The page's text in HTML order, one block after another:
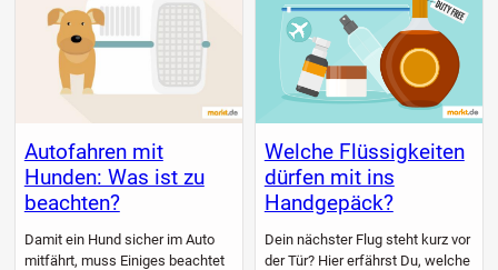
Autofahren mit
Hunden: Was ist zu
beachten?
Damit ein Hund sicher im Auto
mitfährt, muss Einiges beachtet
Welche Flüssigkeiten
dürfen mit ins
Handgepäck?
Dein nächster Flug steht kurz vor
der Tür? Hier erfährst Du, welche